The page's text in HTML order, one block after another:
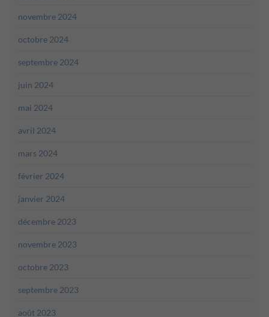
novembre 2024
octobre 2024
septembre 2024
juin 2024
mai 2024
avril 2024
mars 2024
février 2024
janvier 2024
décembre 2023
novembre 2023
octobre 2023
septembre 2023
août 2023